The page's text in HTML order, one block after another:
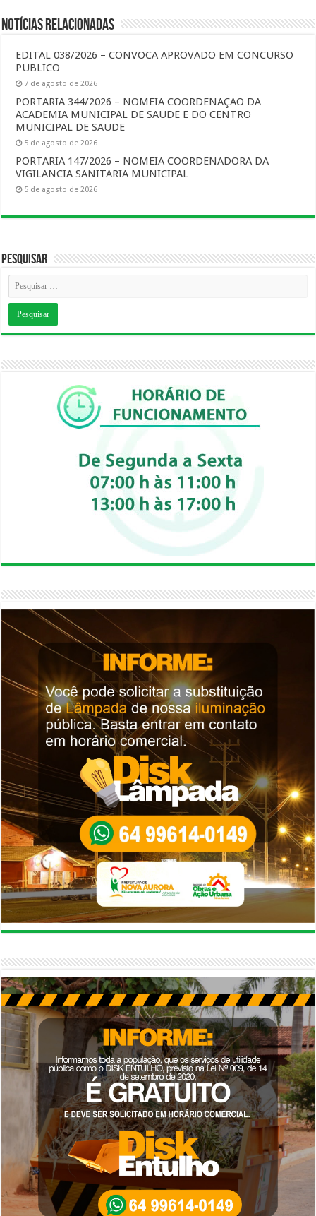
Notícias Relacionadas
EDITAL 038/2026 – CONVOCA APROVADO EM CONCURSO
PUBLICO
7 de agosto de 2026
PORTARIA 344/2026 – NOMEIA COORDENAÇAO DA
ACADEMIA MUNICIPAL DE SAUDE E DO CENTRO
MUNICIPAL DE SAUDE
5 de agosto de 2026
PORTARIA 147/2026 – NOMEIA COORDENADORA DA
VIGILANCIA SANITARIA MUNICIPAL
5 de agosto de 2026
Pesquisar